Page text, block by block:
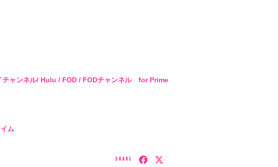
チャンネル/ Hulu / FOD / FODチャンネル for Prime
ム
SHARE